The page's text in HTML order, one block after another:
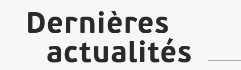
Dernières
actualités